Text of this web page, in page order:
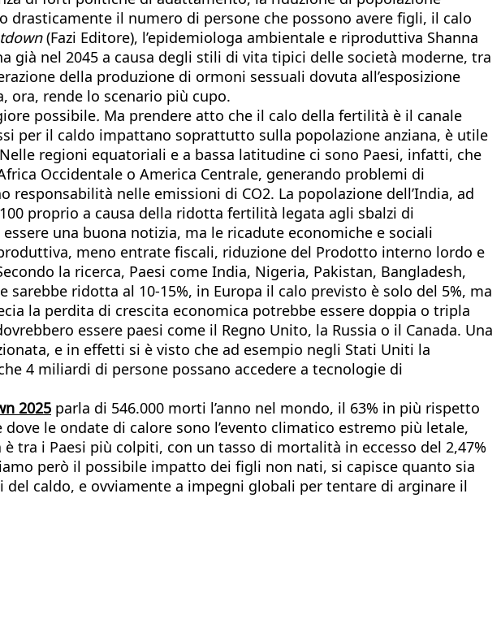
il numero di persone che possono avere figli, il calo
(Fazi Editore), l’epidemiologa ambientale e riproduttiva Shanna
già nel 2045 a causa degli stili di vita tipici delle società moderne, tra
della produzione di ormoni sessuali dovuta all’esposizione
ora, rende lo scenario più cupo.
possibile. Ma prendere atto che il calo della fertilità è il canale
per il caldo impattano soprattutto sulla popolazione anziana, è utile
regioni equatoriali e a bassa latitudine ci sono Paesi, infatti, che
Occidentale o America Centrale, generando problemi di
nelle emissioni di CO2. La popolazione dell’India, ad
proprio a causa della ridotta fertilità legata agli sbalzi di
una buona notizia, ma le ricadute economiche e sociali
meno entrate fiscali, riduzione del Prodotto interno lordo e
la ricerca, Paesi come India, Nigeria, Pakistan, Bangladesh,
ridotta al 10-15%, in Europa il calo previsto è solo del 5%, ma
la perdita di crescita economica potrebbe essere doppia o tripla
essere paesi come il Regno Unito, la Russia o il Canada. Una
e in effetti si è visto che ad esempio negli Stati Uniti la
4 miliardi di persone possano accedere a tecnologie di
2025 parla di 546.000 morti l’anno nel mondo, il 63% in più rispetto
dove le ondate di calore sono l’evento climatico estremo più letale,
tra i Paesi più colpiti, con un tasso di mortalità in eccesso del 2,47%
però il possibile impatto dei figli non nati, si capisce quanto sia
caldo, e ovviamente a impegni globali per tentare di arginare il